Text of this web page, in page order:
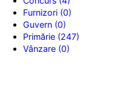
Furnizori (0)
Guvern (0)
Primărie (247)
Vânzare (0)